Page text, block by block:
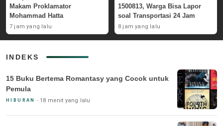
Makam Proklamator
Mohammad Hatta
7 jam yang lalu
1500813, Warga Bisa Lapor
soal Transportasi 24 Jam
8 jam yang lalu
INDEKS
15 Buku Bertema Romantasy yang Cocok untuk
Pemula
HIBURAN 18 menit yang lalu